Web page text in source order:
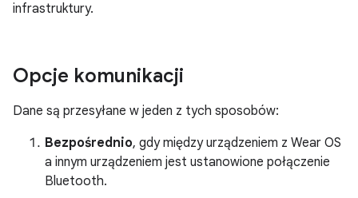
infrastruktury.
Opcje komunikacji
Dane są przesyłane w jeden z tych sposobów:
Bezpośrednio, gdy między urządzeniem z Wear OS
a innym urządzeniem jest ustanowione połączenie
Bluetooth.